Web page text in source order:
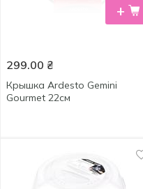
+
299.00 ₴
Крышка Ardesto Gemini
Gourmet 22см